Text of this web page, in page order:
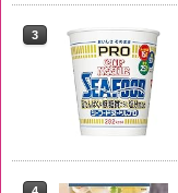
3
4
3
4
3